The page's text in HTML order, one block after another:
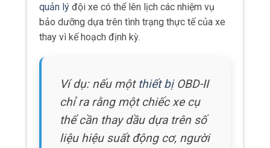
quản lý đội xe có thể lên lịch các nhiệm vụ
bảo dưỡng dựa trên tình trạng thực tế của xe
thay vì kế hoạch định kỳ.
Ví dụ: nếu một thiết bịOBD-II
chỉ ra rằng một chiếc xe cụ
thể cần thay dầu dựa trên số
liệu hiệu suất động cơ, người